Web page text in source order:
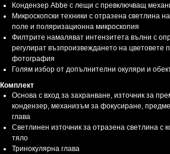
Кондензер Abbe с лещи с превключващ
Микроскопски техники с отразена светлина
поле и поляризационна микроскопия
Филтрите намаляват интензитета вълни с
регулират възпроизвеждането на цветовете
фотография
Голям избор от допълнителни окуляри и
Комплект
Основа с вход за захранване, източник за
кондензер, механизъм за фокусиране,
глава
Светлинен източник за отразена светлина с
тяло
Тринокулярна глава